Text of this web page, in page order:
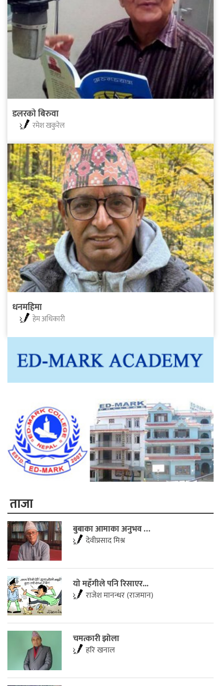
डलरको बिरुवा
रमेश खकुरेल
धनमहिमा
हेम अधिकारी
ताजा
बुबाका आमाका अनुभव …
देवीप्रसाद मिश्र
याे महँगीले पनि रिसाएर...
राजेश मानन्धर (राजमान)
चमत्कारी झोला
हरि खनाल